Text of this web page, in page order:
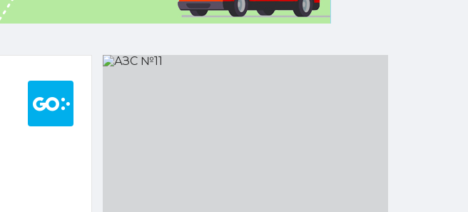
Построить маршрут на Yandex.
АЗС